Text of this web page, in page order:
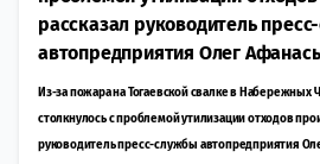
рассказал руководитель
автопредприятия Олег
Из-за пожара на Тогаевской свалке в
столкнулось с проблемой утилизации отходов
руководитель пресс-службы автопредприятия